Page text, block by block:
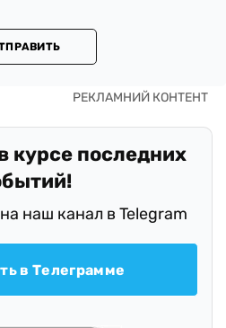
курсе последних
наш канал в Telegram
в Телеграмме